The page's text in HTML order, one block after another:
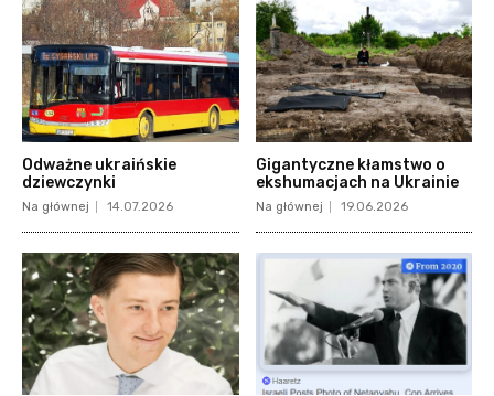
Odważne ukraińskie
dziewczynki
Na głównej 14.07.2026
Gigantyczne kłamstwo o
ekshumacjach na Ukrainie
Na głównej 19.06.2026